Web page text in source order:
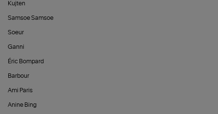
Kujten
Samsoe Samsoe
Soeur
Ganni
Éric Bompard
Barbour
Ami Paris
Anine Bing